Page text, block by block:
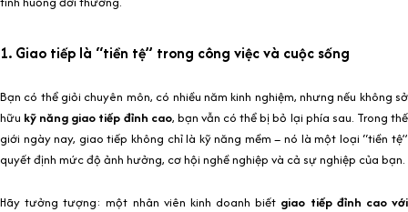
1. Giao tiếp là “tiền tệ” trong công việc và cuộc sống
Bạn có thể giỏi chuyên môn, có nhiều năm kinh nghiệm, nhưng nếu không sở
hữu kỹ năng giao tiếp đỉnh cao, bạn vẫn có thể bị bỏ lại phía sau. Trong thế
giới ngày nay, giao tiếp không chỉ là kỹ năng mềm – nó là một loại “tiền tệ”
quyết định mức độ ảnh hưởng, cơ hội nghề nghiệp và cả sự nghiệp của bạn.
Hãy tưởng tượng: một nhân viên kinh doanh biết giao tiếp đỉnh cao với